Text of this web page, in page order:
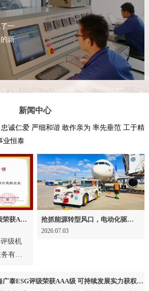
一
新
新闻中心
诚仁爱 严细和谐 敢作亲为 率先垂范 工于精
业恒泰
喜报！威海广泰ESG评级荣获AAA级 可持续发展实力获权威认可
级机
有限
泰成
抢抓能源转型风口，电动化驱动威海广泰欧洲业务腾飞
2026.07.03
喜报！威海广泰ESG评级荣获AAA级 可持续发展实力获权威认可